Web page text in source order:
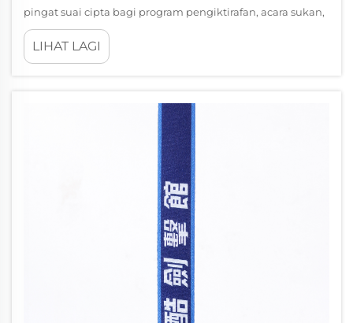
pingat suai cipta bagi program pengiktirafan, acara sukan,
atau tonggak korporat, mereka sering menghadapi soalan
strategik kritikal: adakah keutamaan perlu diberikan
LIHAT LAGI